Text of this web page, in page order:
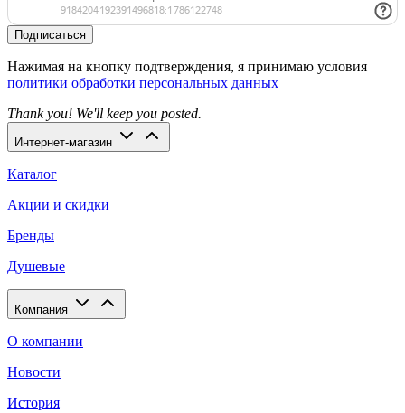
Подписаться
Нажимая на кнопку подтверждения, я принимаю условия
политики обработки персональных данных
Thank you! We'll keep you posted.
Интернет-магазин
Каталог
Акции и скидки
Бренды
Душевые
Компания
О компании
Новости
История